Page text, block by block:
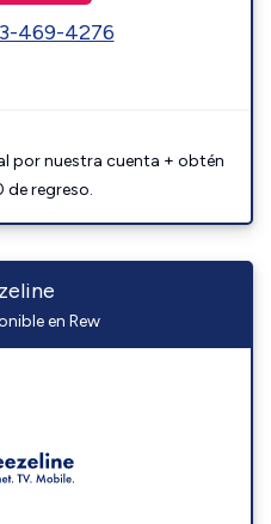
469-4276
por nuestra cuenta + obtén
regreso.
en Rew